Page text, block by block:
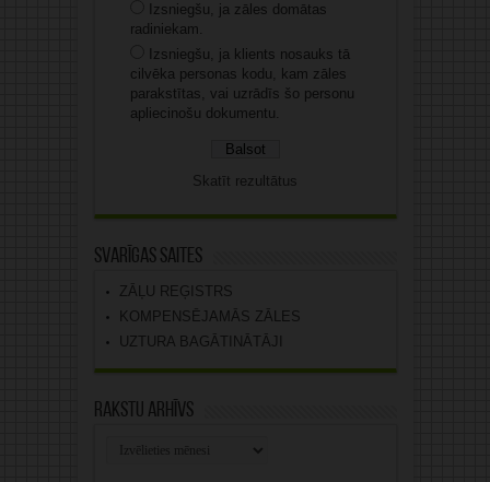
Izsniegšu, ja zāles domātas
radiniekam.
Izsniegšu, ja klients nosauks tā
cilvēka personas kodu, kam zāles
parakstītas, vai uzrādīs šo personu
apliecinošu dokumentu.
Skatīt rezultātus
Svarīgas saites
ZĀĻU REĢISTRS
KOMPENSĒJAMĀS ZĀLES
UZTURA BAGĀTINĀTĀJI
Rakstu arhīvs